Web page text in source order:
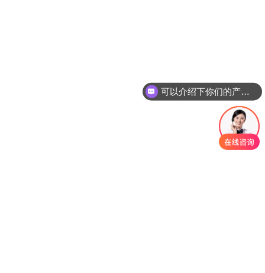
可以介绍下你们的产品么